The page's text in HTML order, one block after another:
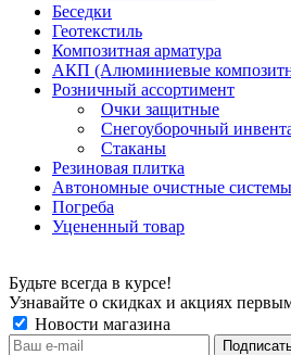
Беседки
Геотекстиль
Композитная арматура
АКП (Алюминиевые
Розничный ассортимент
Очки защитные
Снегоуборочный
Стаканы
Резиновая плитка
Автономные очистные системы
Погреба
Уцененный товар
Будьте всегда в курсе!
Узнавайте о скидках и акциях
Новости магазина